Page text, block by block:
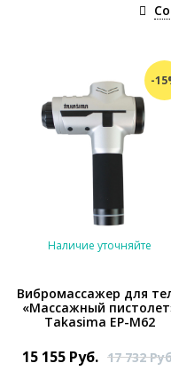
-
*}
Наличие уточняйте
Вибромассажер для
«Массажный
Takasima EP-M62
15 155 Руб. 17 732